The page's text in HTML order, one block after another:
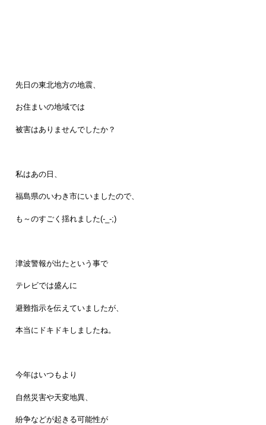
先日の東北地方の地震、
お住まいの地域では
被害はありませんでしたか？
私はあの日、
福島県のいわき市にいましたので、
も～のすごく揺れました(-_-;)
津波警報が出たという事で
テレビでは盛んに
避難指示を伝えていましたが、
本当にドキドキしましたね。
今年はいつもより
自然災害や天変地異、
紛争などが起きる可能性が